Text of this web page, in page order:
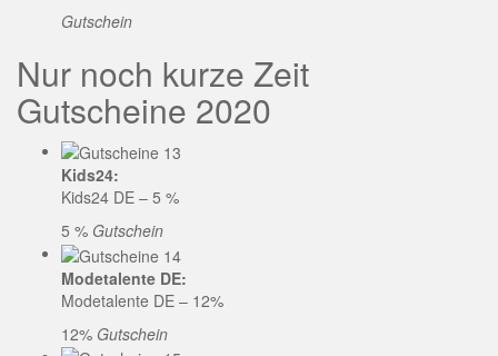
Gutschein
Nur noch kurze Zeit
Gutscheine 2020
Kids24:
Kids24 DE – 5 %
5 % Gutschein
Modetalente DE:
Modetalente DE – 12%
12% Gutschein